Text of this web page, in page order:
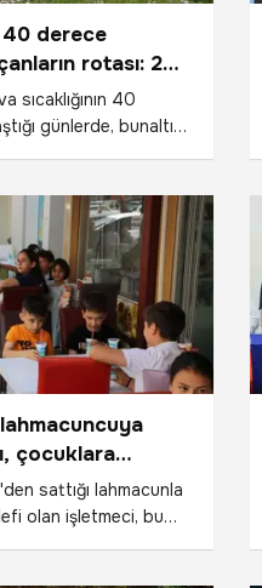
40 derece
rotası: 2
doğal klima
sıcaklığının 40
günlerde, bunaltıcı
saklı güzelliği Nav
merkezine göre
daha serin olan göl
adeta doğal
çocuklara
dağıttı
sattığı lahmacunla
olan işletmeci, bu